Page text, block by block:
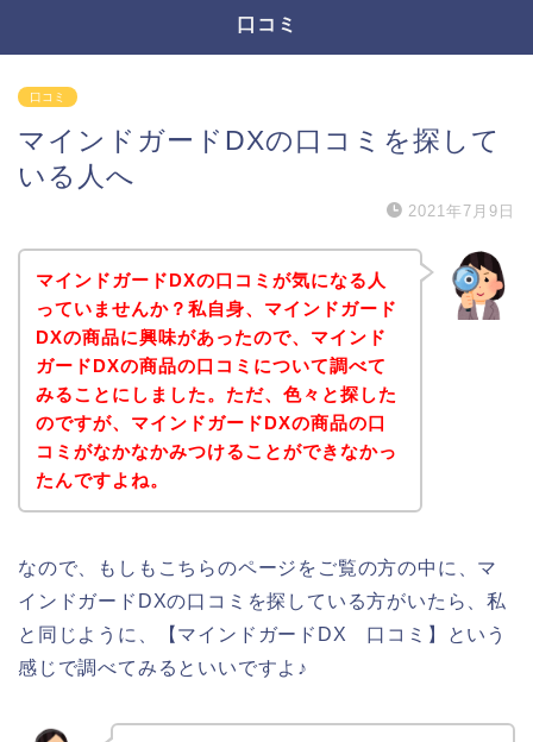
口コミ
口コミ
マインドガードDXの口コミを探して
いる人へ
2021年7月9日
マインドガードDXの口コミが気になる人
っていませんか？私自身、マインドガード
DXの商品に興味があったので、マインド
ガードDXの商品の口コミについて調べて
みることにしました。ただ、色々と探した
のですが、マインドガードDXの商品の口
コミがなかなかみつけることができなかっ
たんですよね。
なので、もしもこちらのページをご覧の方の中に、マ
インドガードDXの口コミを探している方がいたら、私
と同じように、【マインドガードDX 口コミ】という
感じで調べてみるといいですよ♪